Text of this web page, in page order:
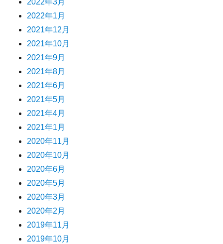
2022年3月
2022年1月
2021年12月
2021年10月
2021年9月
2021年8月
2021年6月
2021年5月
2021年4月
2021年1月
2020年11月
2020年10月
2020年6月
2020年5月
2020年3月
2020年2月
2019年11月
2019年10月